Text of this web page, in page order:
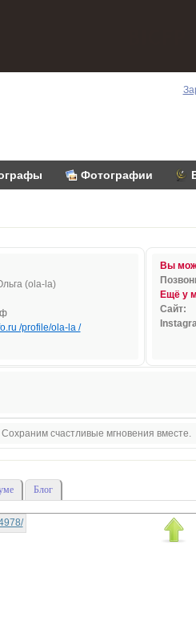
Фотографии
(ola-la)
/profile/ola-la /
Вы
Ещё у
Сайт:
счастливые мгновения вместе.
Блог